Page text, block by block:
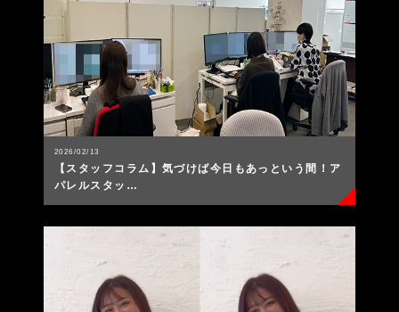
2026/02/13
【スタッフコラム】気づけば今日もあっという間！ア
パレルスタッ…